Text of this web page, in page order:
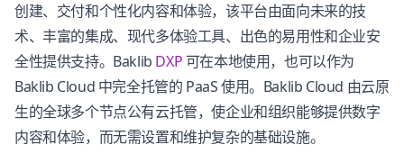
创建、交付和个性化内容和体验，该平台由面向未来的技
术、丰富的集成、现代多体验工具、出色的易用性和企业安
全性提供支持。Baklib DXP 可在本地使用，也可以作为
Baklib Cloud 中完全托管的 PaaS 使用。Baklib Cloud 由云原
生的全球多个节点公有云托管，使企业和组织能够提供数字
内容和体验，而无需设置和维护复杂的基础设施。